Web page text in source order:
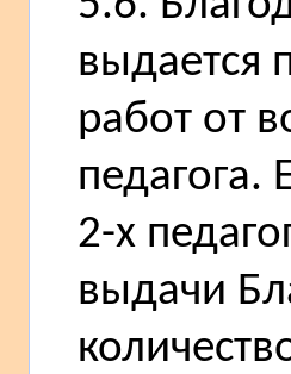
выдается
работ от
педагога.
2-х
выдачи